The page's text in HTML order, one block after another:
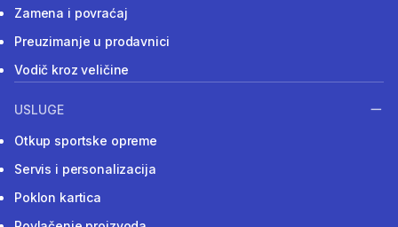
Zamena i povraćaj
Preuzimanje u prodavnici
Vodič kroz veličine
USLUGE
Otkup sportske opreme
Servis i personalizacija
Poklon kartica